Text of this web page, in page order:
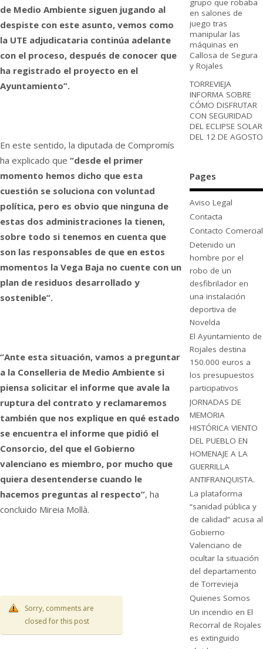
de Medio Ambiente siguen jugando al
despiste con este asunto, vemos como
la UTE adjudicataria continúa adelante
con el proceso, después de conocer que
ha registrado el proyecto en el
Ayuntamiento”.
En este sentido, la diputada de Compromís
ha explicado que “desde el primer
momento hemos dicho que esta
cuestión se soluciona con voluntad
política, pero es obvio que ninguna de
estas dos administraciones la tienen,
sobre todo si tenemos en cuenta que
son las responsables de que en estos
momentos la Vega Baja no cuente con un
plan de residuos desarrollado y
sostenible”.
“Ante esta situación, vamos a preguntar
a la Conselleria de Medio Ambiente si
piensa solicitar el informe que avale la
ruptura del contrato y reclamaremos
también que nos explique en qué estado
se encuentra el informe que pidió el
Consorcio, del que el Gobierno
valenciano es miembro, por mucho que
quiera desentenderse cuando le
hacemos preguntas al respecto”, ha
concluido Mireia Mollà.
Sorry, comments are
closed for this post
grupo que robaba
en salones de
juego tras
manipular las
máquinas en
Callosa de Segura
y Rojales
TORREVIEJA
INFORMA SOBRE
CÓMO DISFRUTAR
CON SEGURIDAD
DEL ECLIPSE SOLAR
DEL 12 DE AGOSTO
Pages
Aviso Legal
Contacta
Contacto Comercial
Detenido un
hombre por el
robo de un
desfibrilador en
una instalación
deportiva de
Novelda
El Ayuntamiento de
Rojales destina
150.000 euros a
los presupuestos
participativos
JORNADAS DE
MEMORIA
HISTÓRICA VIENTO
DEL PUEBLO EN
HOMENAJE A LA
GUERRILLA
ANTIFRANQUISTA.
La plataforma
“sanidad pública y
de calidad” acusa al
Gobierno
Valenciano de
ocultar la situación
del departamento
de Torrevieja
Quienes Somos
Un incendio en El
Recorral de Rojales
es extinguido